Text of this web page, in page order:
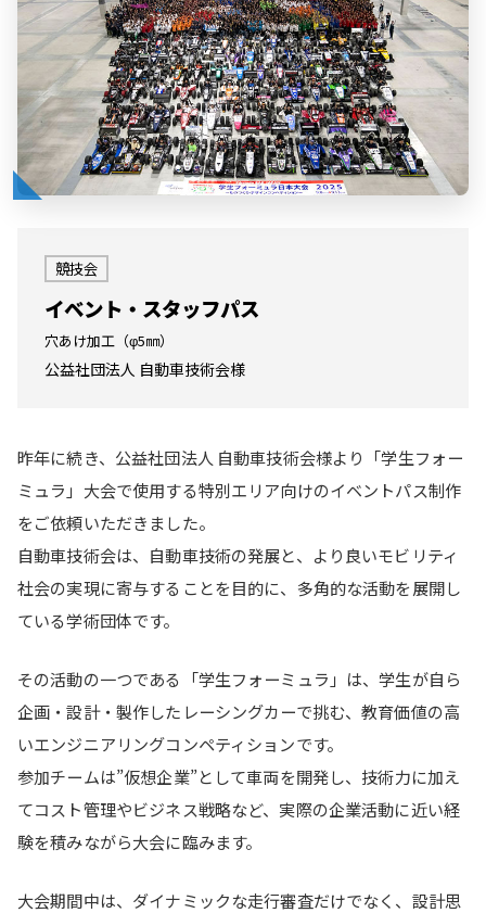
競技会
イベント・スタッフパス
穴あけ加工（φ5㎜）
公益社団法人 自動車技術会様
昨年に続き、公益社団法人 自動車技術会様より「学生フォー
ミュラ」大会で使用する特別エリア向けのイベントパス制作
をご依頼いただきました。
自動車技術会は、自動車技術の発展と、より良いモビリティ
社会の実現に寄与することを目的に、多角的な活動を展開し
ている学術団体です。
その活動の一つである「学生フォーミュラ」は、学生が自ら
企画・設計・製作したレーシングカーで挑む、教育価値の高
いエンジニアリングコンペティションです。
参加チームは”仮想企業”として車両を開発し、技術力に加え
てコスト管理やビジネス戦略など、実際の企業活動に近い経
験を積みながら大会に臨みます。
大会期間中は、ダイナミックな走行審査だけでなく、設計思